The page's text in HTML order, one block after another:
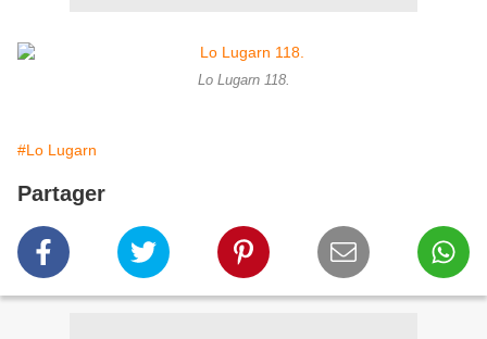
Lo Lugarn 118.
#Lo Lugarn
Partager